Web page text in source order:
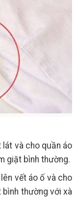
và cho quần áo
giặt bình thường.
vết áo ố và cho
thường với xà